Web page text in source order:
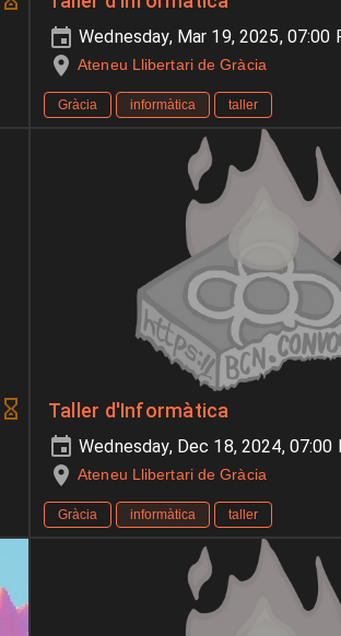
Wednesday, Mar 19, 2025, 07:00
Ateneu Llibertari de Gràcia
Gràcia informàtica taller
Taller d'Informàtica
Wednesday, Dec 18, 2024,
Ateneu Llibertari de Gràcia
Gràcia informàtica taller